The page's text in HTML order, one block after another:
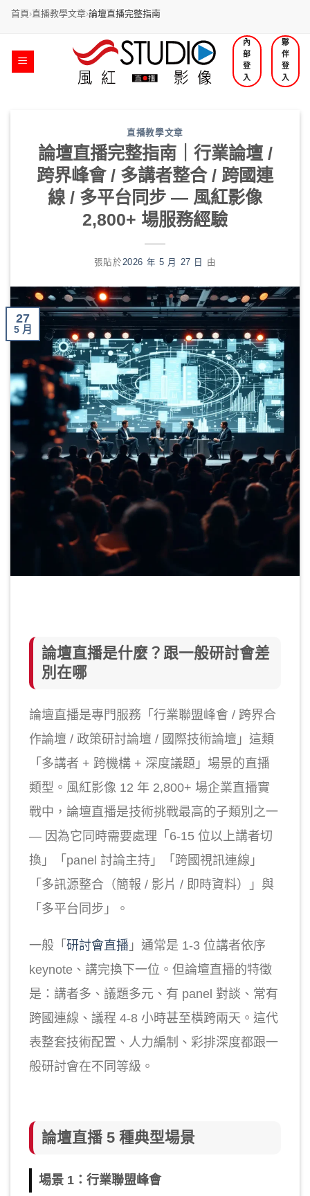
首頁›直播教學文章›論壇直播完整指南
內
部
登
入
夥
伴
登
入
直播教學文章
論壇直播完整指南｜行業論壇 /
跨界峰會 / 多講者整合 / 跨國連
線 / 多平台同步 — 風紅影像
2,800+ 場服務經驗
張貼於2026 年 5 月 27 日 由
27
5 月
論壇直播是什麼？跟一般研討會差
別在哪
論壇直播是專門服務「行業聯盟峰會 / 跨界合
作論壇 / 政策研討論壇 / 國際技術論壇」這類
「多講者 + 跨機構 + 深度議題」場景的直播
類型。風紅影像 12 年 2,800+ 場企業直播實
戰中，論壇直播是技術挑戰最高的子類別之一
— 因為它同時需要處理「6-15 位以上講者切
換」「panel 討論主持」「跨國視訊連線」
「多訊源整合（簡報 / 影片 / 即時資料）」與
「多平台同步」。
一般「 研討會直播 」通常是 1-3 位講者依序
keynote、講完換下一位。但論壇直播的特徵
是：講者多、議題多元、有 panel 對談、常有
跨國連線、議程 4-8 小時甚至橫跨兩天。這代
表整套技術配置、人力編制、彩排深度都跟一
般研討會在不同等級。
論壇直播 5 種典型場景
場景 1：行業聯盟峰會